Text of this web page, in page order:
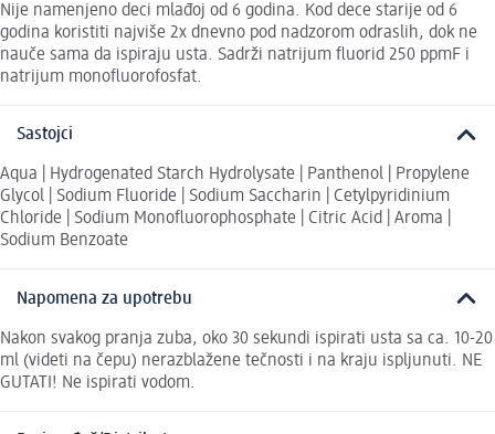
Nije namenjeno deci mlađoj od 6 godina. Kod dece starije od 6
godina koristiti najviše 2x dnevno pod nadzorom odraslih, dok ne
nauče sama da ispiraju usta. Sadrži natrijum fluorid 250 ppmF i
natrijum monofluorofosfat.
Sastojci
Aqua | Hydrogenated Starch Hydrolysate | Panthenol | Propylene
Glycol | Sodium Fluoride | Sodium Saccharin | Cetylpyridinium
Chloride | Sodium Monofluorophosphate | Citric Acid | Aroma |
Sodium Benzoate
Napomena za upotrebu
Nakon svakog pranja zuba, oko 30 sekundi ispirati usta sa ca. 10-20
ml (videti na čepu) nerazblažene tečnosti i na kraju ispljunuti. NE
GUTATI! Ne ispirati vodom.